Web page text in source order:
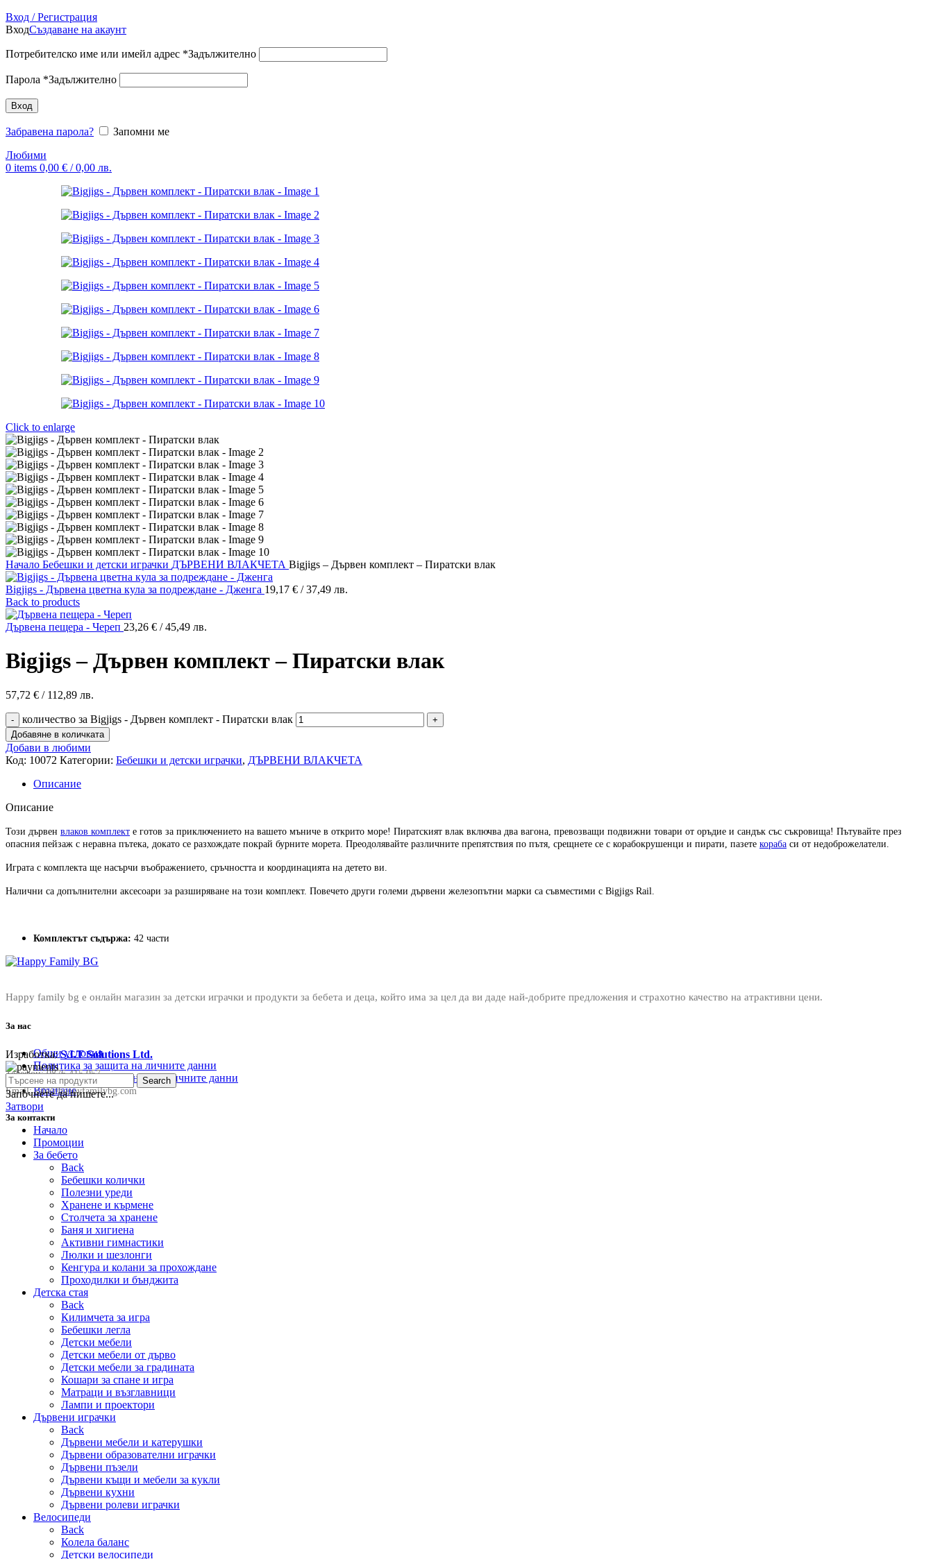
Вход / Регистрация
ВходСъздаване на акаунт
Потребителско име или имейл адрес *Задължително
Парола *Задължително
Вход
Забравена парола?
Запомни ме
Любими
0 items 0,00 € / 0,00 лв.
Click to enlarge
Начало Бебешки и детски играчки ДЪРВЕНИ ВЛАКЧЕТА Bigjigs – Дървен комплект – Пиратски влак
Bigjigs - Дървена цветна кула за подреждане - Дженга 19,17 € / 37,49 лв.
Back to products
Дървена пещера - Череп 23,26 € / 45,49 лв.
Bigjigs – Дървен комплект – Пиратски влак
57,72 € / 112,89 лв.
количество за Bigjigs - Дървен комплект - Пиратски влак
Добавяне в количката
Добави в любими
Код: 10072 Категории: Бебешки и детски играчки, ДЪРВЕНИ ВЛАКЧЕТА
Описание
Описание
Този дървен влаков комплект е готов за приключението на вашето мъниче в открито море! Пиратският влак включва два вагона, превозващи подвижни товари от оръдие и сандък със съкровища! Пътувайте през
опасния пейзаж с неравна пътека, докато се разхождате покрай бурните морета. Преодолявайте различните препятствия по пътя, срещнете се с корабокрушенци и пирати, пазете кораба си от недоброжелатели.
Играта с комплекта ще насърчи въображението, сръчността и координацията на детето ви.
Налични са допълнителни аксесоари за разширяване на този комплект. Повечето други големи дървени железопътни марки са съвместими с Bigjigs Rail.
Комплектът съдържа: 42 части
Happy family bg е онлайн магазин за детски играчки и продукти за бебета и деца, който има за цел да ви даде най-добрите предложения и страхотно качество на атрактивни цени.
За нас
Общи условия
Политика за защита на личните данни
Политика за съхранение на личните данни
Връщане
За контакти
Телефон:0876 415 057
Email:sale@happyfamilybg.com
Изработка:S.I.T Solutions Ltd.
Search
Започнете да пишете...
Затвори
Начало
Промоции
За бебето
Back
Бебешки колички
Полезни уреди
Хранене и кърмене
Столчета за хранене
Баня и хигиена
Активни гимнастики
Люлки и шезлонги
Кенгура и колани за прохождане
Проходилки и бънджита
Детска стая
Back
Килимчета за игра
Бебешки легла
Детски мебели
Детски мебели от дърво
Детски мебели за градината
Кошари за спане и игра
Матраци и възглавници
Лампи и проектори
Дървени играчки
Back
Дървени мебели и катерушки
Дървени образователни играчки
Дървени пъзели
Дървени къщи и мебели за кукли
Дървени кухни
Дървени ролеви играчки
Велосипеди
Back
Колела баланс
Детски велосипеди